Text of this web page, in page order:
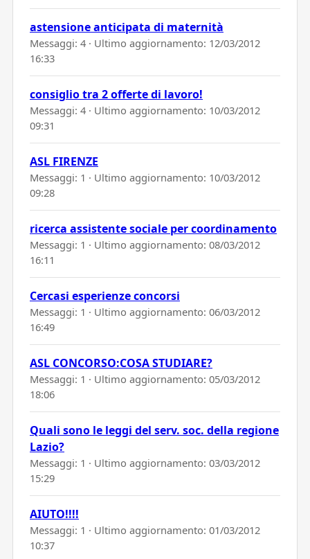
astensione anticipata di maternità
Messaggi: 4 · Ultimo aggiornamento: 12/03/2012
16:33
consiglio tra 2 offerte di lavoro!
Messaggi: 4 · Ultimo aggiornamento: 10/03/2012
09:31
ASL FIRENZE
Messaggi: 1 · Ultimo aggiornamento: 10/03/2012
09:28
ricerca assistente sociale per coordinamento
Messaggi: 1 · Ultimo aggiornamento: 08/03/2012
16:11
Cercasi esperienze concorsi
Messaggi: 1 · Ultimo aggiornamento: 06/03/2012
16:49
ASL CONCORSO:COSA STUDIARE?
Messaggi: 1 · Ultimo aggiornamento: 05/03/2012
18:06
Quali sono le leggi del serv. soc. della regione
Lazio?
Messaggi: 1 · Ultimo aggiornamento: 03/03/2012
15:29
AIUTO!!!!
Messaggi: 1 · Ultimo aggiornamento: 01/03/2012
10:37